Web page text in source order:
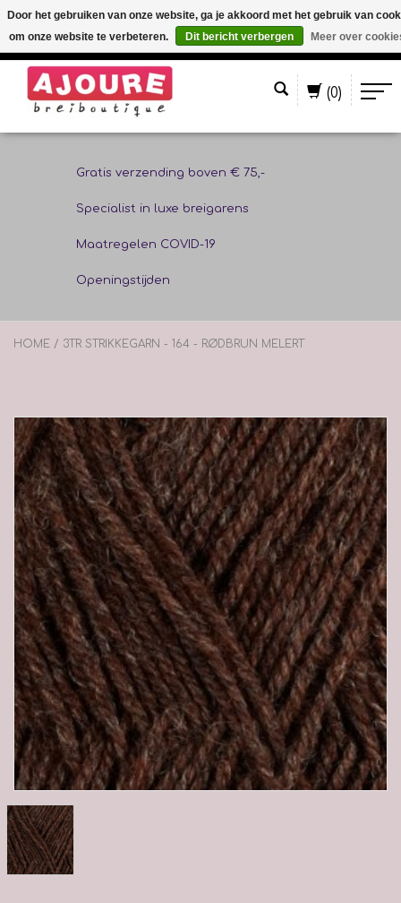
(0)
Gratis verzending boven € 75,-
Specialist in luxe breigarens
Maatregelen COVID-19
Openingstijden
HOME / 3TR STRIKKEGARN - 164 - RØDBRUN MELERT
Door het gebruiken van onze website, ga je akkoord met het gebruik van
om onze website te verbeteren.
Dit bericht verbergen Meer over